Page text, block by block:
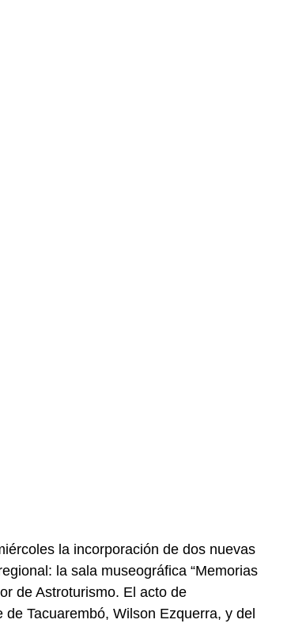
la incorporación de dos nuevas
la sala museográfica “Memorias
de Astroturismo. El acto de
Tacuarembó, Wilson Ezquerra, y del